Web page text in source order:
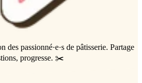
des passionné·e·s de pâtisserie. Partage
progresse. ✂️